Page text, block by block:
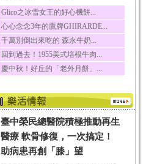
五味子
五味子性質溫熱所含營
養成分有揮發油、檸...
草魚
草魚含有維生素A、維生
素C、及豐富的蛋白...
Glico之冰雪女王的好心機餅...
心心念念3年的鷹牌GHIRARDE...
千萬別倒出來吃的 森永牛奶...
回到過去！1955美式培根牛肉...
慶中秋！好丘的「老外月餅」...
臺中榮民總醫院積極推動再生
醫療 軟骨修復，一次搞定！
助病患再創「膝」望